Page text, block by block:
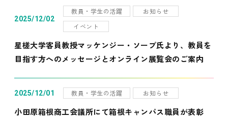
2025/12/02
教員・学生の活躍
お知らせ
イベント
星槎大学客員教授マッケンジー・ソープ氏より、教員を
目指す方へのメッセージとオンライン展覧会のご案内
2025/12/01 教員・学生の活躍 お知らせ
小田原箱根商工会議所にて箱根キャンパス職員が表彰